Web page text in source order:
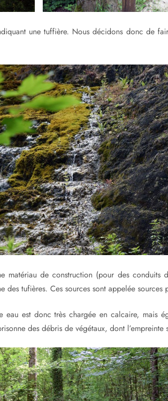
une tuffière. Nous décidons donc de
de construction (pour des conduits
tufières. Ces sources sont appelée sources
eau est donc très chargée en calcaire, mais
des débris de végétaux, dont l’empreinte